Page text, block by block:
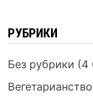
РУБРИКИ
Без рубрики (4
Вегетарианство